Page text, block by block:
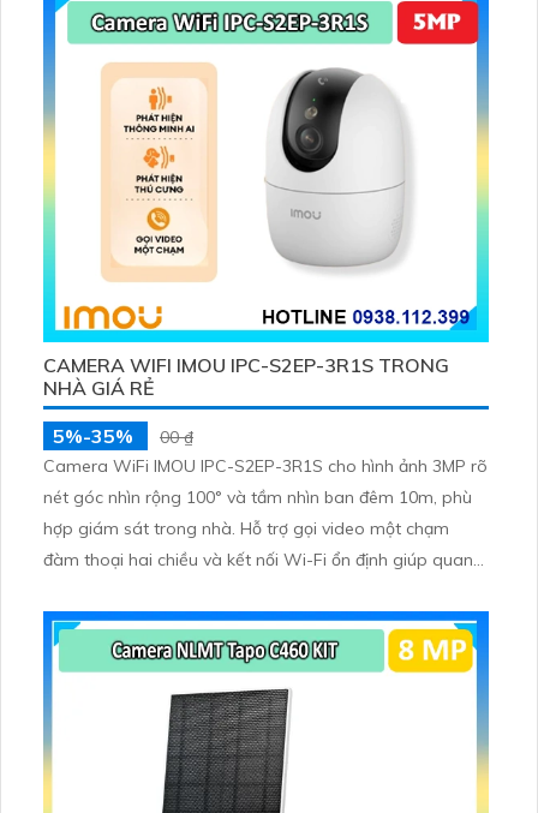
CAMERA WIFI IMOU IPC-S2EP-3R1S TRONG
NHÀ GIÁ RẺ
5%-35%
00 ₫
Camera WiFi IMOU IPC-S2EP-3R1S cho hình ảnh 3MP rõ
nét góc nhìn rộng 100° và tầm nhìn ban đêm 10m, phù
hợp giám sát trong nhà. Hỗ trợ gọi video một chạm
đàm thoại hai chiều và kết nối Wi-Fi ổn định giúp quan
256GB hoặc lưu đám mây dễ lắp đặt cho gia đình và văn
phòng nhỏ.